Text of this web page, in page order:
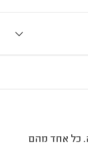
כל אחד מהם